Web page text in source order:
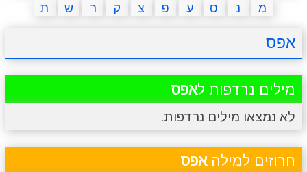
איש תלוי מדריכים פוקימון גו מצא הבדלים
יצירה משחקי בנות אשליות חדשות
מ
נ ס ע פ צ ק ר ש ת
אפס
מילים נרדפות לאפס
לא נמצאו מילים נרדפות.
חרוזים למילהאפס